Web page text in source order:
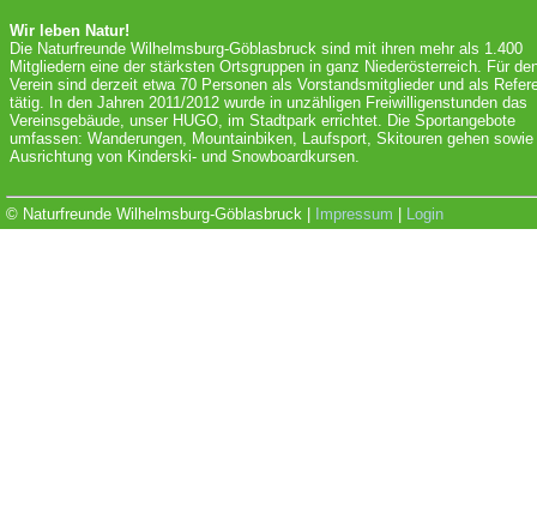
Wir leben Natur!
Die Naturfreunde Wilhelmsburg-Göblasbruck sind mit ihren mehr als 1.400
Mitgliedern eine der stärksten Ortsgruppen in ganz Niederösterreich. Für
Verein sind derzeit etwa 70 Personen als Vorstandsmitglieder und als
tätig. In den Jahren 2011/2012 wurde in unzähligen Freiwilligenstunden das
Vereinsgebäude, unser HUGO, im Stadtpark errichtet. Die Sportangebote
umfassen: Wanderungen, Mountainbiken, Laufsport, Skitouren gehen sowie
Ausrichtung von Kinderski- und Snowboardkursen.
© Naturfreunde Wilhelmsburg-Göblasbruck | Impressum Login